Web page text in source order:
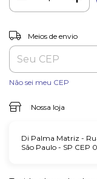
Entregas para o CEP:
Meios de envio
Não sei meu CEP
Nossa loja
Di Palma Matriz -
São Paulo - SP CEP